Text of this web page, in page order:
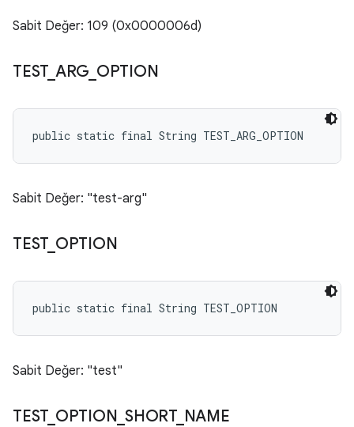
Sabit Değer: 109 (0x0000006d)
TEST_ ARG OPTION
public static final String TEST_ARG_OPTION
Sabit Değer: "test-arg"
TEST_ OPTION
public static final String TEST_OPTION
Sabit Değer: "test"
TEST_ OPTION SHORT_ NAME